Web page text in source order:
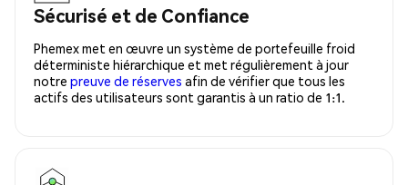
Sécurisé et de Confiance
Phemex met en œuvre un système de portefeuille froid
déterministe hiérarchique et met régulièrement à jour
notre preuve de réserves afin de vérifier que tous les
actifs des utilisateurs sont garantis à un ratio de 1:1.